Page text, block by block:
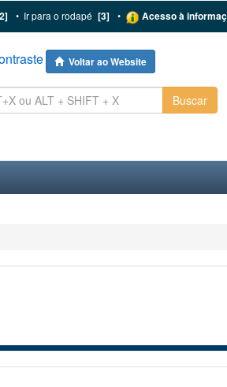
• Ir para o rodapé [3] • Acesso à
Voltar ao Website
Buscar